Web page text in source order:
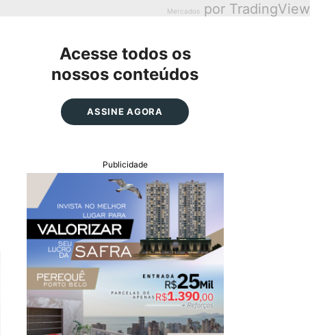
Mercados por TradingView
Acesse todos os
nossos conteúdos
ASSINE AGORA
Publicidade